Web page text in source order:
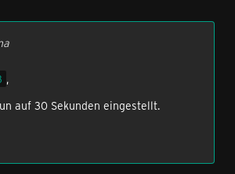
,
auf 30 Sekunden eingestellt.